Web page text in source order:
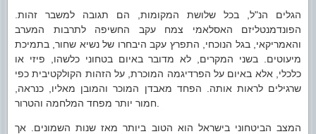
הגלים הנ"ל, בכל שלושת המקומות, הם תגובה למשבר זהות.
הפונדמנטליזם האסלאמי צמח עקב החשיפה לתרבות המערב
והאמריקאי, בגל הנוכחי, התפרץ עקב היבחרו של נשיא שחור, בתמיכת
מיעוטים. בשני המקרים, לא מדובר באיום בטחוני כלשהו, פיזי או
כלכלי, אלא באיום על הפרדיגמה המוכרת, על הזהות הקולקטיבית כפי
שרגילים לראות אותה. הפחד מאבדן המוכר והמובן מאליו, כנראה,
המצב הביטחוני בישראל הוא הטוב ביותר מאז שנות השמונים. אך